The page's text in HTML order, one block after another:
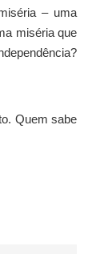
– uma
miséria que
Quem sabe